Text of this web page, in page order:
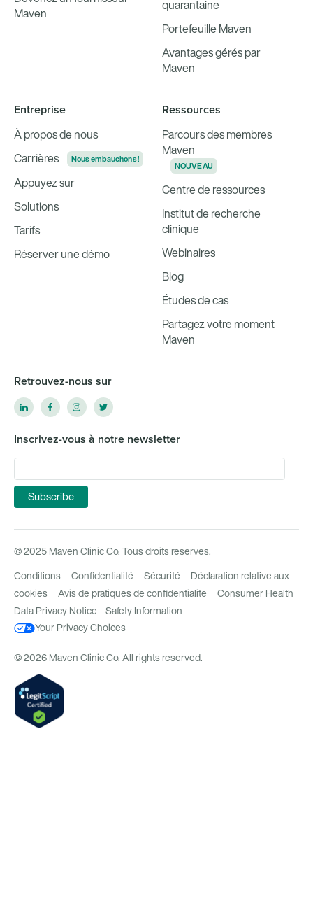
Maven
quarantaine
Portefeuille Maven
Avantages gérés par
Maven
Entreprise
À propos de nous
Carrières
Nous embauchons !
Appuyez sur
Solutions
Tarifs
Réserver une démo
Ressources
Parcours des membres
Maven
NOUVEAU
Centre de ressources
Institut de recherche
clinique
Webinaires
Blog
Études de cas
Partagez votre moment
Maven
Retrouvez-nous sur
Inscrivez-vous à notre newsletter
© 2025 Maven Clinic Co. Tous droits réservés.
Conditions Confidentialité Sécurité
Déclaration relative aux
cookies
Avis de pratiques de confidentialité
Consumer Health
Data Privacy Notice
Safety Information
Your Privacy Choices
© 2026 Maven Clinic Co. All rights reserved.